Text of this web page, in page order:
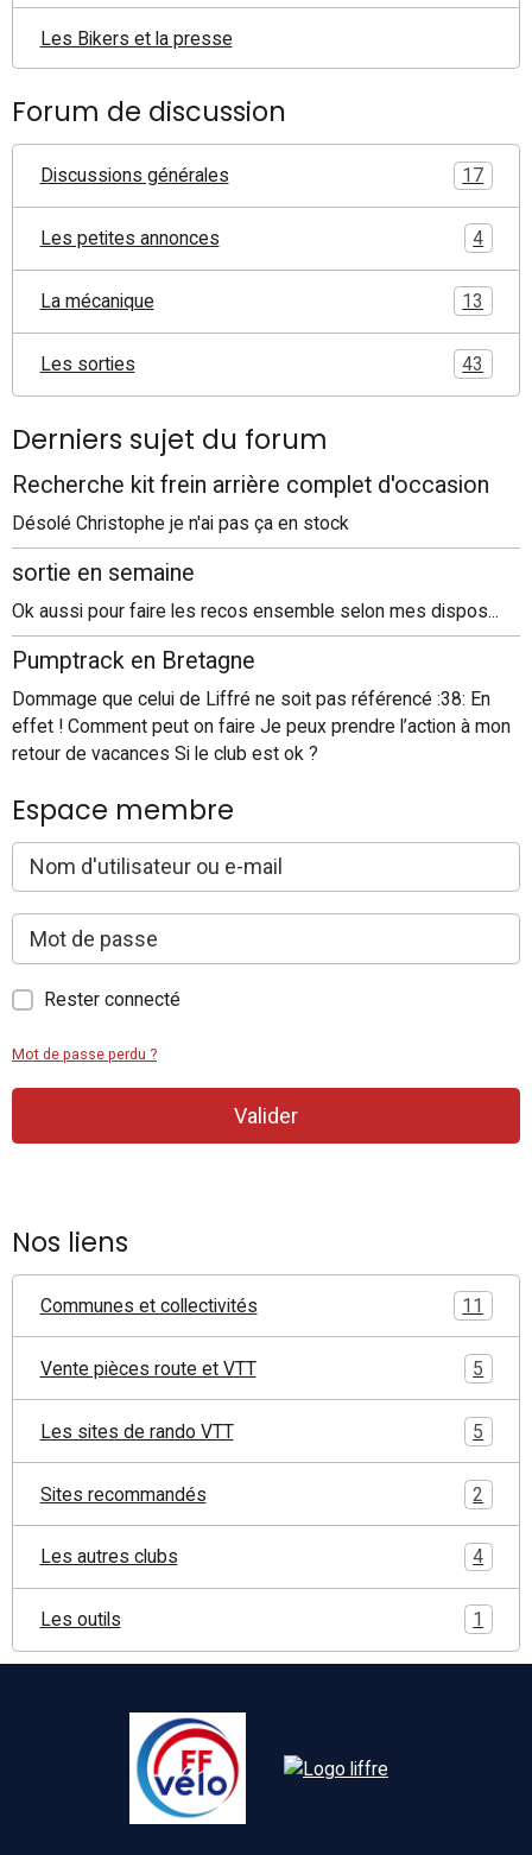
Les Bikers et la presse
Forum de discussion
Discussions générales 17
Les petites annonces 4
La mécanique 13
Les sorties 43
Derniers sujet du forum
Recherche kit frein arrière complet d'occasion
Désolé Christophe je n'ai pas ça en stock
sortie en semaine
Ok aussi pour faire les recos ensemble selon mes dispos...
Pumptrack en Bretagne
Dommage que celui de Liffré ne soit pas référencé :38: En
effet ! Comment peut on faire Je peux prendre l’action à mon
retour de vacances Si le club est ok ?
Espace membre
Rester connecté
Mot de passe perdu ?
Valider
Nos liens
Communes et collectivités 11
Vente pièces route et VTT 5
Les sites de rando VTT 5
Sites recommandés 2
Les autres clubs 4
Les outils 1